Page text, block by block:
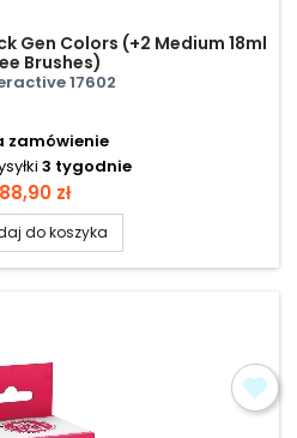
Gen Colors (+2 Medium 18ml
Brushes)
17602
zamówienie
3 tygodnie
zł
do koszyka